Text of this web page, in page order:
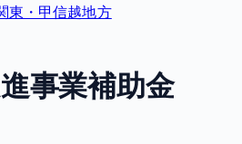
東・甲信越地方
事業補助金